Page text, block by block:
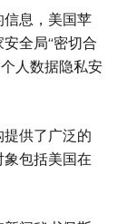
息，美国苹
全局“密切合
人数据隐私安
供了广泛的
包括美国在